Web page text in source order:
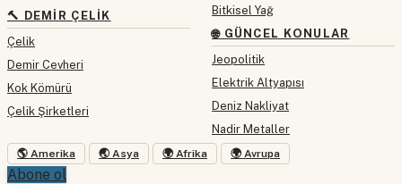
🔨 DEMIR ÇELIK
Çelik
Demir Cevheri
Kok Kömürü
Çelik Şirketleri
Bitkisel Yağ
🌐 GÜNCEL KONULAR
Jeopolitik
Elektrik Altyapısı
Deniz Nakliyat
Nadir Metaller
🌎 Amerika 🌏 Asya 🌍 Afrika 🌍 Avrupa
Abone ol